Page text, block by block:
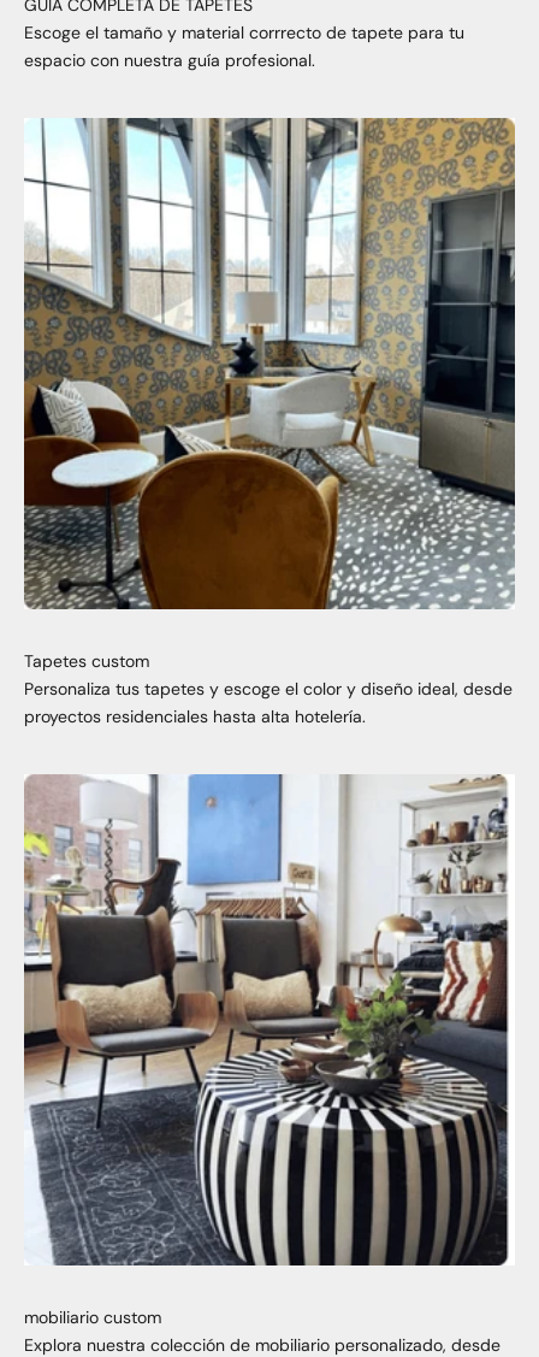
GUÍA COMPLETA DE TAPETES
Escoge el tamaño y material corrrecto de tapete para tu
espacio con nuestra guía profesional.
Tapetes custom
Personaliza tus tapetes y escoge el color y diseño ideal, desde
proyectos residenciales hasta alta hotelería.
mobiliario custom
Explora nuestra colección de mobiliario personalizado, desde